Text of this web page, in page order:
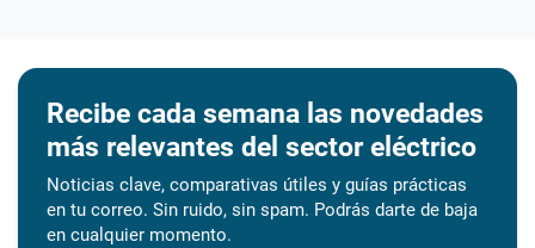
Recibe cada semana las novedades
más relevantes del sector eléctrico
Noticias clave, comparativas útiles y guías prácticas
en tu correo. Sin ruido, sin spam. Podrás darte de baja
en cualquier momento.